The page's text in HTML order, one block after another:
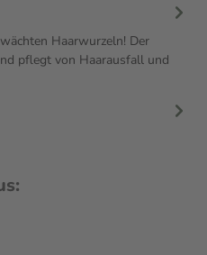
Haarwurzeln! Der
pflegt von Haarausfall und